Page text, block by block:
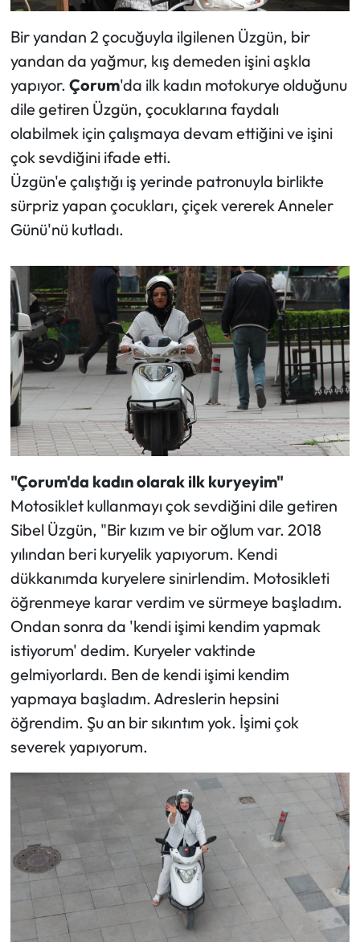
Bir yandan 2 çocuğuyla ilgilenen Üzgün, bir
yandan da yağmur, kış demeden işini aşkla
yapıyor. Çorum'da ilk kadın motokurye olduğunu
dile getiren Üzgün, çocuklarına faydalı
olabilmek için çalışmaya devam ettiğini ve işini
çok sevdiğini ifade etti.
Üzgün'e çalıştığı iş yerinde patronuyla birlikte
sürpriz yapan çocukları, çiçek vererek Anneler
Günü'nü kutladı.
"Çorum'da kadın olarak ilk kuryeyim"
Motosiklet kullanmayı çok sevdiğini dile getiren
Sibel Üzgün, "Bir kızım ve bir oğlum var. 2018
yılından beri kuryelik yapıyorum. Kendi
dükkanımda kuryelere sinirlendim. Motosikleti
öğrenmeye karar verdim ve sürmeye başladım.
Ondan sonra da 'kendi işimi kendim yapmak
istiyorum' dedim. Kuryeler vaktinde
gelmiyorlardı. Ben de kendi işimi kendim
yapmaya başladım. Adreslerin hepsini
öğrendim. Şu an bir sıkıntım yok. İşimi çok
severek yapıyorum.
Uğurludağ Haberleri
Yaşam
Yayla Haber
Yemek Tarifleri
Yerel Haberler